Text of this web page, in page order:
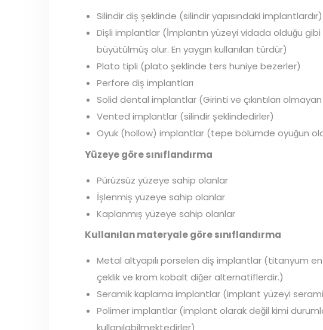
Silindir diş şeklinde (silindir yapısındaki implantlardır)
Dişli implantlar (İmplantın yüzeyi vidada olduğu
büyütülmüş olur. En yaygın kullanılan türdür)
Plato tipli (plato şeklinde ters huniye bezerler)
Perfore diş implantları
Solid dental implantlar (Girinti ve çıkıntıları
Vented implantlar (silindir şeklindedirler)
Oyuk (hollow) implantlar (tepe bölümde oyuğun
Yüzeye göre sınıflandırma
Pürüzsüz yüzeye sahip olanlar
İşlenmiş yüzeye sahip olanlar
Kaplanmış yüzeye sahip olanlar
Kullanılan materyale göre sınıflandırma
Metal altyapılı porselen diş implantlar (titanyum
çeklik ve krom kobalt diğer alternatiflerdir.)
Seramik kaplama implantlar (implant yüzeyi
Polimer implantlar (implant olarak değil kimi